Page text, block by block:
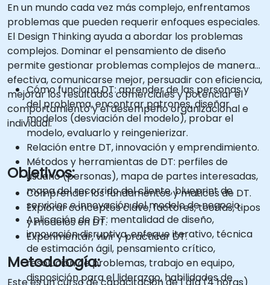
En un mundo cada vez más complejo, enfrentamos
problemas que pueden requerir enfoques especiales.
El Design Thinking ayuda a abordar los problemas
complejos. Dominar el pensamiento de diseño
permite gestionar problemas complejos de manera
efectiva, comunicarse mejor, persuadir con eficiencia,
mejorar los resultados comerciales y potenciar el
comportamiento y el desempeño organizacional e
individual.
Cómo funciona DT: aprender de las personas y
del problema, encontrar patrones, diseñar
modelos (desviación del modelo), probar el
modelo, evaluarlo y reingenierizar.
Relación entre DT, innovación y emprendimiento.
Métodos y herramientas de DT: perfiles de
usuario (personas), mapa de partes interesadas,
mapa del recorrido del cliente, blueprint de
servicios e innovación del modelo de negocio.
Aplicación de DT: mentalidad de diseño,
innovación disruptiva, enfoque iterativo, técnica
de estimación ágil, pensamiento crítico,
resolución de problemas, trabajo en equipo,
disposición para el liderazgo, habilidades de
Objetivos:
Comprender los fundamentos y matices de DT.
Explorar conceptos clave, factores, teorías, tipos
y modelos en DT.
Experimentar, vivir y practicar DT.
Metodología: